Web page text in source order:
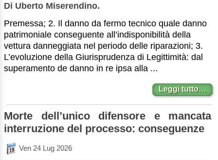
Di Uberto Miserendino.
Premessa; 2. Il danno da fermo tecnico quale danno
patrimoniale conseguente all’indisponibilità della
vettura danneggiata nel periodo delle riparazioni; 3.
L’evoluzione della Giurisprudenza di Legittimità: dal
superamento de danno in re ipsa alla ...
Leggi tutto…
Morte dell’unico difensore e mancata
interruzione del processo: conseguenze
Ven 24 Lug 2026